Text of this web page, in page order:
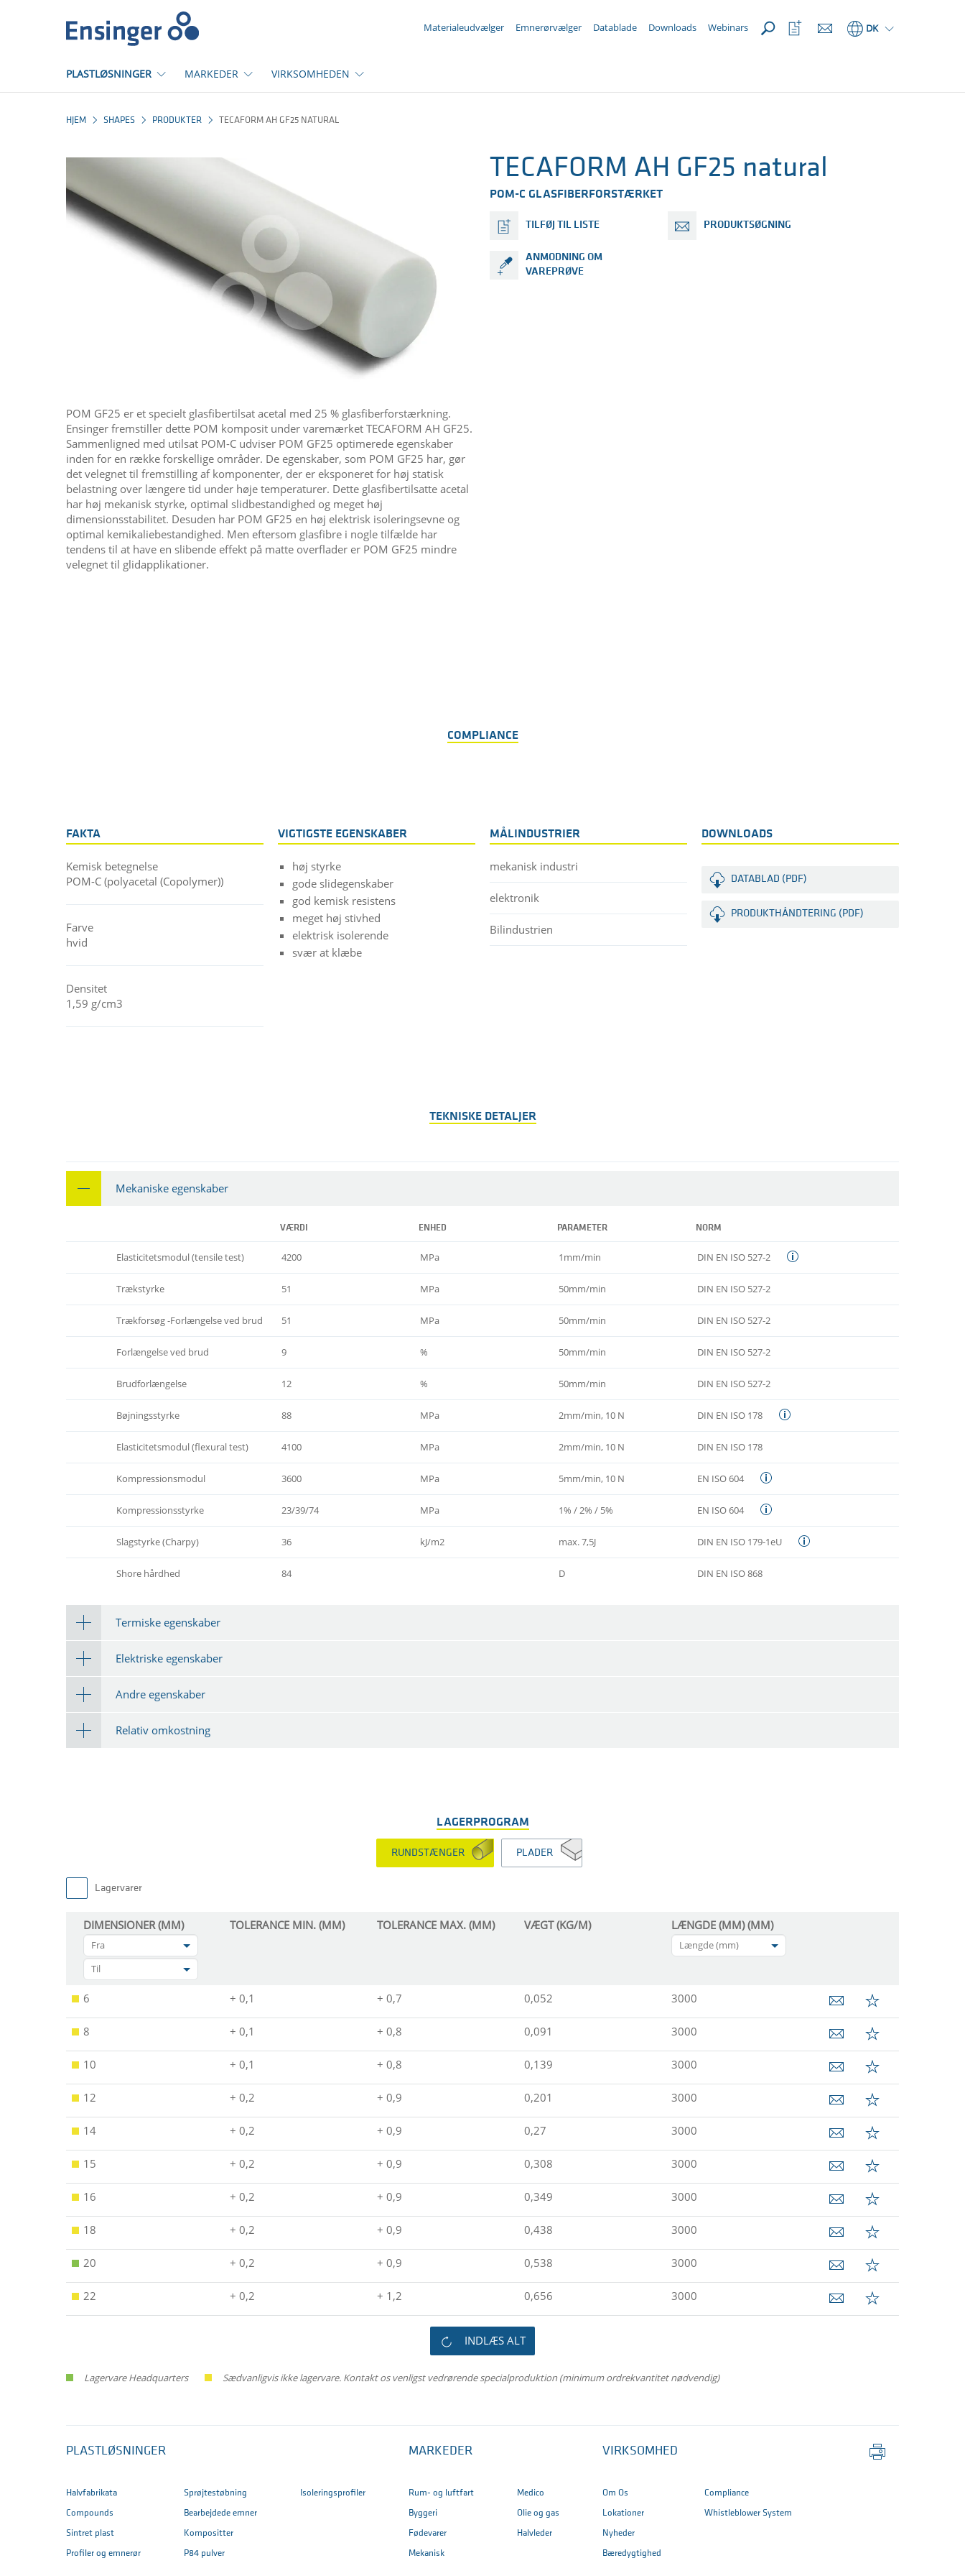
Materialeudvælger Emnerørvælger Datablade Downloads Webinars DK
Åbn
favoritliste
PLASTLØSNINGER MARKEDER VIRKSOMHEDEN
HJEM SHAPES PRODUKTER TECAFORM AH GF25 NATURAL
TECAFORM AH GF25 natural
POM-C GLASFIBERFORSTÆRKET
TILFØJ TIL LISTE PRODUKTSØGNING
ANMODNING OM
VAREPRØVE
POM GF25 er et specielt glasfibertilsat acetal med 25 % glasfiberforstærkning.
Ensinger fremstiller dette POM komposit under varemærket TECAFORM AH GF25.
Sammenligned med utilsat POM-C udviser POM GF25 optimerede egenskaber
inden for en række forskellige områder. De egenskaber, som POM GF25 har, gør
det velegnet til fremstilling af komponenter, der er eksponeret for høj statisk
belastning over længere tid under høje temperaturer. Dette glasfibertilsatte acetal
har høj mekanisk styrke, optimal slidbestandighed og meget høj
dimensionsstabilitet. Desuden har POM GF25 en høj elektrisk isoleringsevne og
optimal kemikaliebestandighed. Men eftersom glasfibre i nogle tilfælde har
tendens til at have en slibende effekt på matte overflader er POM GF25 mindre
velegnet til glidapplikationer. ​
COMPLIANCE
FAKTA
Kemisk betegnelse
POM-C (polyacetal (Copolymer))
Farve
hvid
Densitet
1,59 g/cm3
VIGTIGSTE EGENSKABER
høj styrke
gode slidegenskaber
god kemisk resistens
meget høj stivhed
elektrisk isolerende
svær at klæbe
MÅLINDUSTRIER
mekanisk industri
elektronik
Bilindustrien
DOWNLOADS
DATABLAD (PDF)
PRODUKTHÅNDTERING (PDF)
TEKNISKE DETALJER
Mekaniske egenskaber
VÆRDI ENHED PARAMETER NORM
Elasticitetsmodul (tensile test) 4200 MPa 1mm/min DIN EN ISO 527-2
Trækstyrke 51 MPa 50mm/min DIN EN ISO 527-2
Trækforsøg -Forlængelse ved brud 51 MPa 50mm/min DIN EN ISO 527-2
Forlængelse ved brud 9 % 50mm/min DIN EN ISO 527-2
Brudforlængelse 12 % 50mm/min DIN EN ISO 527-2
Bøjningsstyrke 88 MPa 2mm/min, 10 N DIN EN ISO 178
Elasticitetsmodul (flexural test) 4100 MPa 2mm/min, 10 N DIN EN ISO 178
Kompressionsmodul 3600 MPa 5mm/min, 10 N EN ISO 604
Kompressionsstyrke 23/39/74 MPa 1% / 2% / 5% EN ISO 604
Slagstyrke (Charpy) 36 kJ/m2 max. 7,5J DIN EN ISO 179-1eU
Shore hårdhed 84 D DIN EN ISO 868
Termiske egenskaber
Elektriske egenskaber
Andre egenskaber
Relativ omkostning
LAGERPROGRAM
RUNDSTÆNGER PLADER
Lagervarer
DIMENSIONER (MM)
Fra
Til
TOLERANCE MIN. (MM) TOLERANCE MAX. (MM) VÆGT (KG/M) LÆNGDE (MM) (MM)
Længde (mm)
6 + 0,1 + 0,7 0,052 3000
8 + 0,1 + 0,8 0,091 3000
10 + 0,1 + 0,8 0,139 3000
12 + 0,2 + 0,9 0,201 3000
14 + 0,2 + 0,9 0,27 3000
15 + 0,2 + 0,9 0,308 3000
16 + 0,2 + 0,9 0,349 3000
18 + 0,2 + 0,9 0,438 3000
20 + 0,2 + 0,9 0,538 3000
22 + 0,2 + 1,2 0,656 3000
INDLÆS ALT
Lagervare Headquarters Sædvanligvis ikke lagervare. Kontakt os venligst vedrørende specialproduktion (minimum ordrekvantitet nødvendig)
PLASTLØSNINGER
Halvfabrikata
Compounds
Sintret plast
Profiler og emnerør
Sprøjtestøbning
Bearbejdede emner
Kompositter
P84 pulver
Isoleringsprofiler
MARKEDER
Rum- og luftfart
Byggeri
Fødevarer
Mekanisk
Medico
Olie og gas
Halvleder
VIRKSOMHED
Om Os
Lokationer
Nyheder
Bæredygtighed
Compliance
Whistleblower System